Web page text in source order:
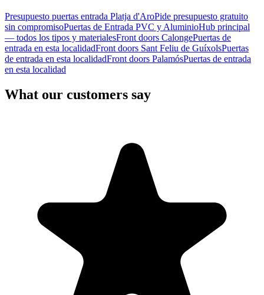
Presupuesto puertas entrada Platja d'AroPide presupuesto gratuito
sin compromisoPuertas de Entrada PVC y AluminioHub principal
— todos los tipos y materialesFront doors CalongePuertas de
entrada en esta localidadFront doors Sant Feliu de GuíxolsPuertas
de entrada en esta localidadFront doors PalamósPuertas de entrada
en esta localidad
What our customers say